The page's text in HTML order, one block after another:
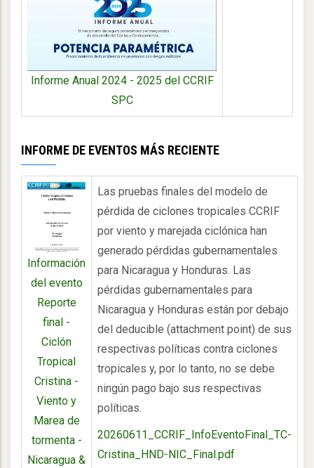
Informe Anual 2024 - 2025 del CCRIF
SPC
INFORME DE EVENTOS MÁS RECIENTE
Información
del evento
Reporte
final -
Ciclón
Tropical
Cristina -
Viento y
Marea de
tormenta -
Nicaragua &
Las pruebas finales del modelo de
pérdida de ciclones tropicales CCRIF
por viento y marejada ciclónica han
generado pérdidas gubernamentales
para Nicaragua y Honduras. Las
pérdidas gubernamentales para
Nicaragua y Honduras están por debajo
del deducible (attachment point) de sus
respectivas políticas contra ciclones
tropicales y, por lo tanto, no se debe
ningún pago bajo sus respectivas
políticas.
20260611_CCRIF_InfoEventoFinal_TC-
Cristina_HND-NIC_Final.pdf